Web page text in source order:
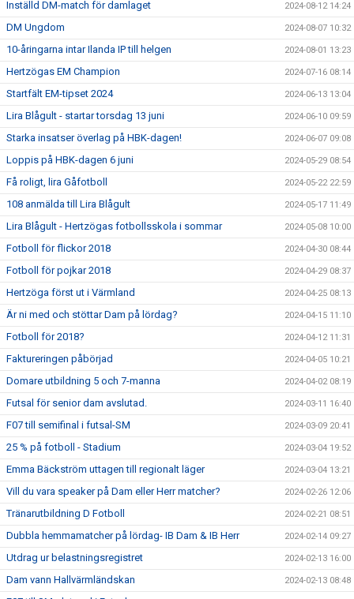
Inställd DM-match för damlaget 2024-08-12 14:24
DM Ungdom 2024-08-07 10:32
10-åringarna intar Ilanda IP till helgen 2024-08-01 13:23
Hertzögas EM Champion 2024-07-16 08:14
Startfält EM-tipset 2024 2024-06-13 13:04
Lira Blågult - startar torsdag 13 juni 2024-06-10 09:59
Starka insatser överlag på HBK-dagen! 2024-06-07 09:08
Loppis på HBK-dagen 6 juni 2024-05-29 08:54
Få roligt, lira Gåfotboll 2024-05-22 22:59
108 anmälda till Lira Blågult 2024-05-17 11:49
Lira Blågult - Hertzögas fotbollsskola i sommar 2024-05-08 10:00
Fotboll för flickor 2018 2024-04-30 08:44
Fotboll för pojkar 2018 2024-04-29 08:37
Hertzöga först ut i Värmland 2024-04-25 08:13
Är ni med och stöttar Dam på lördag? 2024-04-15 11:10
Fotboll för 2018? 2024-04-12 11:31
Faktureringen påbörjad 2024-04-05 10:21
Domare utbildning 5 och 7-manna 2024-04-02 08:19
Futsal för senior dam avslutad. 2024-03-11 16:40
F07 till semifinal i futsal-SM 2024-03-09 20:41
25 % på fotboll - Stadium 2024-03-04 19:52
Emma Bäckström uttagen till regionalt läger 2024-03-04 13:21
Vill du vara speaker på Dam eller Herr matcher? 2024-02-26 12:06
Tränarutbildning D Fotboll 2024-02-21 08:51
Dubbla hemmamatcher på lördag- IB Dam & IB Herr 2024-02-14 09:27
Utdrag ur belastningsregistret 2024-02-13 16:00
Dam vann Hallvärmländskan 2024-02-13 08:48